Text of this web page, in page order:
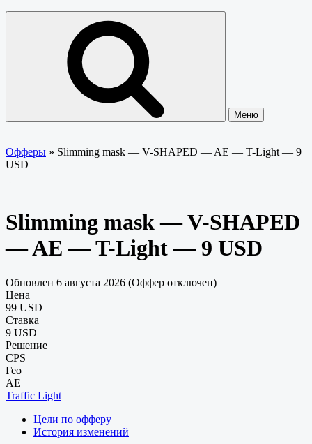
Меню
Офферы » Slimming mask — V-SHAPED — AE — T-Light — 9
USD
Slimming mask — V-SHAPED
— AE — T-Light — 9 USD
Обновлен 6 августа 2026 (Оффер отключен)
Цена
99 USD
Ставка
9 USD
Решение
CPS
Гео
AE
Traffic Light
Цели по офферу
История изменений